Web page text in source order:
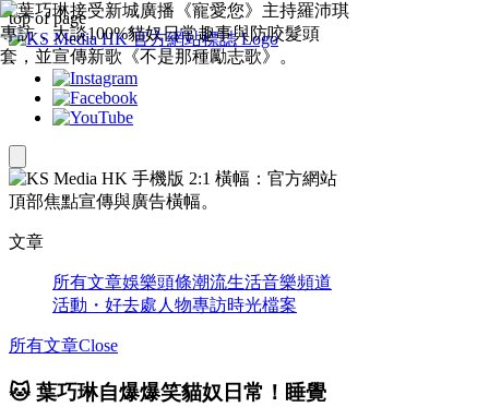
top of page
文章
所有文章娛樂頭條潮流生活音樂頻道
活動・好去處 人物專訪時光檔案
所有文章Close
🐱 葉巧琳自爆爆笑貓奴日常！睡覺